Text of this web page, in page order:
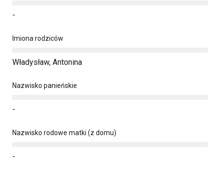
-
Imiona rodziców
Władysław, Antonina
Nazwisko panieńskie
-
Nazwisko rodowe matki (z domu)
-